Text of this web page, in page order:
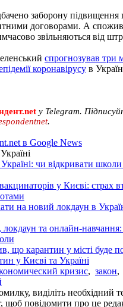
заборону
договорами. А
звільняються від
спрогнозував три
коронавірусу в
у Telegram.
.
в Google News
чи відкривати школи
у Києві: страх
на новий локдаун в
локдаун та онлайн-
що карантин у місті буде
у Києві та Україні
кризис, закон,
виділіть необхідний
щоб повідомити про це